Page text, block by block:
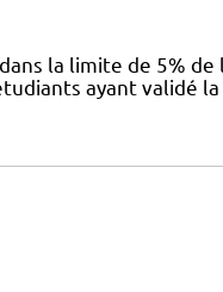
la limite de 5%
ayant validé